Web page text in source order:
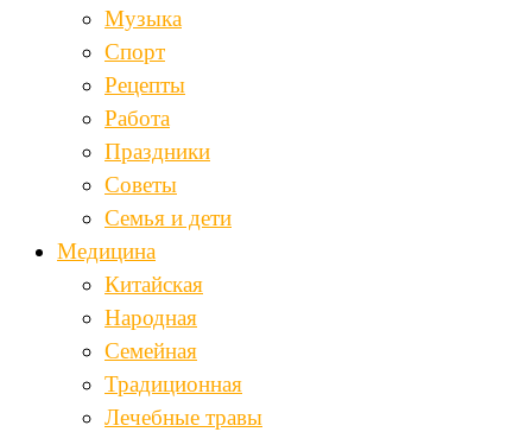
Музыка
Спорт
Рецепты
Работа
Праздники
Советы
Семья и дети
Медицина
Китайская
Народная
Семейная
Традиционная
Лечебные травы